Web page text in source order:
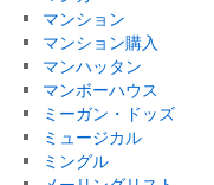
マンション
マンション購入
マンハッタン
マンボーハウス
ミーガン・ドッズ
ミュージカル
ミングル